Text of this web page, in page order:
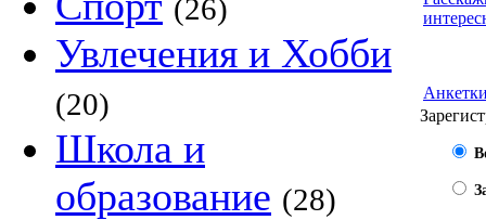
(26)
Увлечения и Хобби
(20)
Школа и
образование (28)